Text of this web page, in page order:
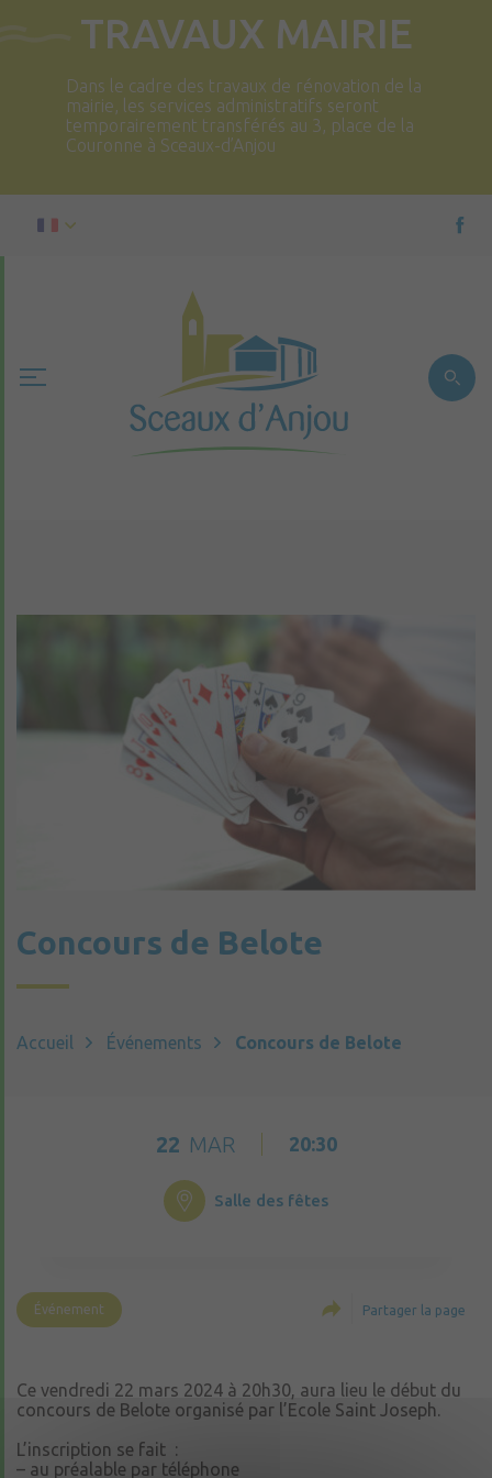
TRAVAUX MAIRIE
Dans le cadre des travaux de rénovation de la
mairie, les services administratifs seront
temporairement transférés au 3, place de la
Couronne à Sceaux-d’Anjou
Concours de Belote
Accueil Événements Concours de Belote
22 MAR 20:30
Salle des fêtes
Événement Partager la page
Ce vendredi 22 mars 2024 à 20h30, aura lieu le début du
concours de Belote organisé par l’Ecole Saint Joseph.
L’inscription se fait :
– au préalable par téléphone